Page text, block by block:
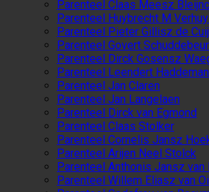
Parenteel Claas Meesz
Parenteel Huybrecht M
Parenteel Pieter Gillisz de
Parenteel Govert
Parenteel Dirck Gosensz
Parenteel Leendert
Parenteel Jan Claren
Parenteel Jan Langelaen
Parenteel Dirck van Egmond
Parenteel Claas Stolker
Parenteel Cornelis Jansz
Parenteel Arijen Neel Stolck
Parenteel Anthonis Jansz van
Parenteel Willem Eliasz van